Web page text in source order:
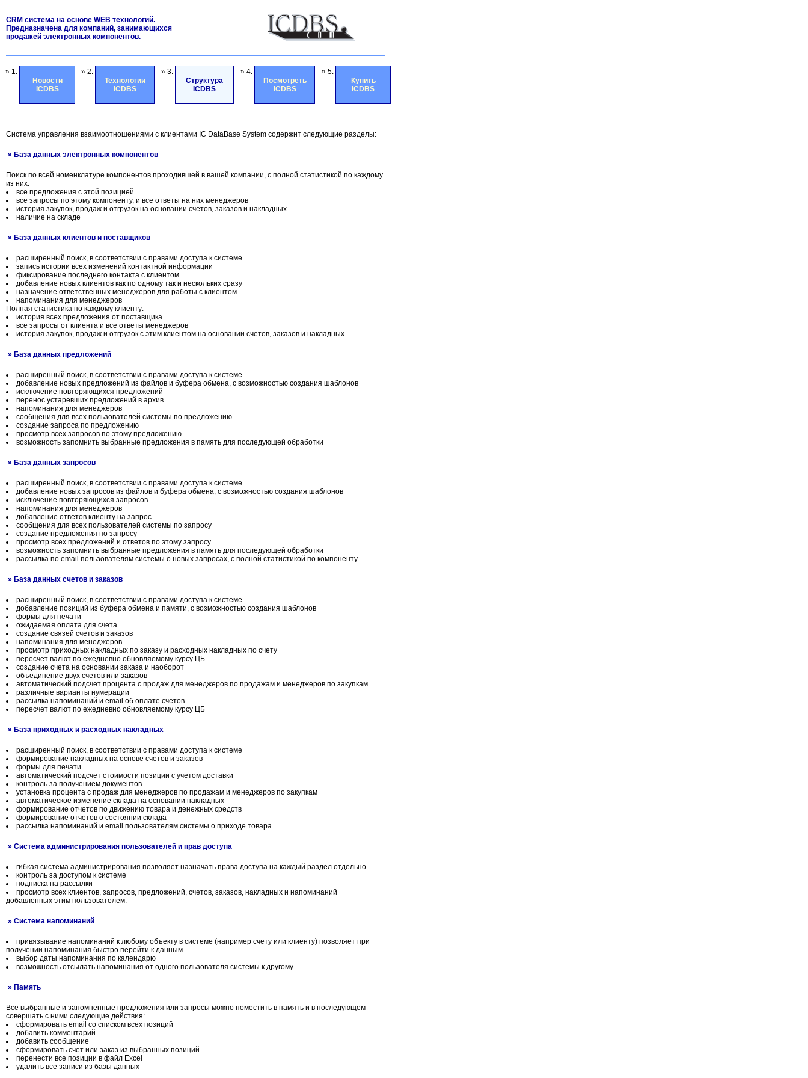
CRM система на основе WEB технологий.
Предназначена для компаний, занимающихся
продажей электронных компонентов.
» 1.
Новости
ICDBS
» 2.
Технологии
ICDBS
» 3.
Структура
ICDBS
» 4.
Посмотреть
ICDBS
» 5.
Купить
ICDBS
Система управления взаимоотношениями с клиентами IC DataBase System содержит следующие разделы:
» База данных электронных компонентов
Поиск по всей номенклатуре компонентов проходившей в вашей компании, с полной статистикой по каждому
из них:
все предложения с этой позицией
все запросы по этому компоненту, и все ответы на них менеджеров
история закупок, продаж и отгрузок на основании счетов, заказов и накладных
наличие на складе
» База данных клиентов и поставщиков
расширенный поиск, в соответствии с правами доступа к системе
запись истории всех изменений контактной информации
фиксирование последнего контакта с клиентом
добавление новых клиентов как по одному так и нескольких сразу
назначение ответственных менеджеров для работы с клиентом
напоминания для менеджеров
Полная статистика по каждому клиенту:
история всех предложения от поставщика
все запросы от клиента и все ответы менеджеров
история закупок, продаж и отгрузок с этим клиентом на основании счетов, заказов и накладных
» База данных предложений
расширенный поиск, в соответствии с правами доступа к системе
добавление новых предложений из файлов и буфера обмена, с возможностью создания шаблонов
исключение повторяющихся предложений
перенос устаревших предложений в архив
напоминания для менеджеров
сообщения для всех пользователей системы по предложению
создание запроса по предложению
просмотр всех запросов по этому предложению
возможность запомнить выбранные предложения в память для последующей обработки
» База данных запросов
расширенный поиск, в соответствии с правами доступа к системе
добавление новых запросов из файлов и буфера обмена, с возможностью создания шаблонов
исключение повторяющихся запросов
напоминания для менеджеров
добавление ответов клиенту на запрос
сообщения для всех пользователей системы по запросу
создание предложения по запросу
просмотр всех предложений и ответов по этому запросу
возможность запомнить выбранные предложения в память для последующей обработки
рассылка по email пользователям системы о новых запросах, с полной статистикой по компоненту
» База данных счетов и заказов
расширенный поиск, в соответствии с правами доступа к системе
добавление позиций из буфера обмена и памяти, с возможностью создания шаблонов
формы для печати
ожидаемая оплата для счета
создание связей счетов и заказов
напоминания для менеджеров
просмотр приходных накладных по заказу и расходных накладных по счету
пересчет валют по ежедневно обновляемому курсу ЦБ
создание счета на основании заказа и наоборот
объединение двух счетов или заказов
автоматический подсчет процента с продаж для менеджеров по продажам и менеджеров по закупкам
различные варианты нумерации
рассылка напоминаний и email об оплате счетов
пересчет валют по ежедневно обновляемому курсу ЦБ
» База приходных и расходных накладных
расширенный поиск, в соответствии с правами доступа к системе
формирование накладных на основе счетов и заказов
формы для печати
автоматический подсчет стоимости позиции с учетом доставки
контроль за получением документов
установка процента с продаж для менеджеров по продажам и менеджеров по закупкам
автоматическое изменение склада на основании накладных
формирование отчетов по движению товара и денежных средств
формирование отчетов о состоянии склада
рассылка напоминаний и email пользователям системы о приходе товара
» Система администрирования пользователей и прав доступа
гибкая система администрирования позволяет назначать права доступа на каждый раздел отдельно
контроль за доступом к системе
подписка на рассылки
просмотр всех клиентов, запросов, предложений, счетов, заказов, накладных и напоминаний
добавленных этим пользователем.
» Система напоминаний
привязывание напоминаний к любому объекту в системе (например счету или клиенту) позволяет при
получении напоминания быстро перейти к данным
выбор даты напоминания по календарю
возможность отсылать напоминания от одного пользователя системы к другому
» Память
Все выбранные и запомненные предложения или запросы можно поместить в память и в последующем
совершать с ними следующие действия:
сформировать email со списком всех позиций
добавить комментарий
добавить сообщение
сформировать счет или заказ из выбранных позиций
перенести все позиции в файл Excel
удалить все записи из базы данных